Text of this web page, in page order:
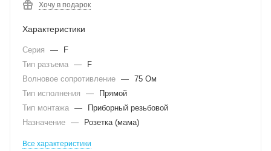
Хочу в подарок
Характеристики
Серия —
F
Тип разъема —
F
Волновое сопротивление — 75 Ом
Тип исполнения
—
Прямой
Тип монтажа —
Приборный резьбовой
Назначение — Розетка (мама)
Все характеристики